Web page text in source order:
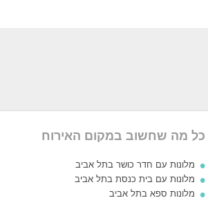
כל מה שחשוב במקום האירוח
מלונות עם חדר כושר בתל אביב
מלונות עם בית כנסת בתל אביב
מלונות ספא בתל אביב